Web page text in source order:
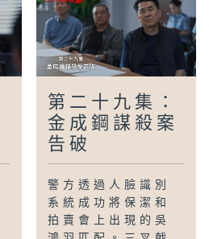
第二十九集：
金成鋼謀殺案
告破
警方透過人臉識別
系統成功將保潔和
拍賣會上出現的吳